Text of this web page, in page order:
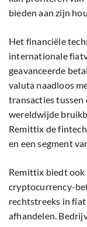
bieden aan zijn
Het financiële
internationale
geavanceerde
valuta naadloos
transacties tussen
wereldwijde
Remittix de
en een segment
Remittix biedt ook
cryptocurrency-
rechtstreeks in
afhandelen.